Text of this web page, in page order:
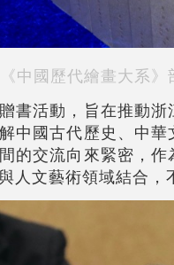
《中國歷代繪畫大系
書活動，旨在推動
中國古代歷史、中
的交流向來緊密，
人文藝術領域結合，